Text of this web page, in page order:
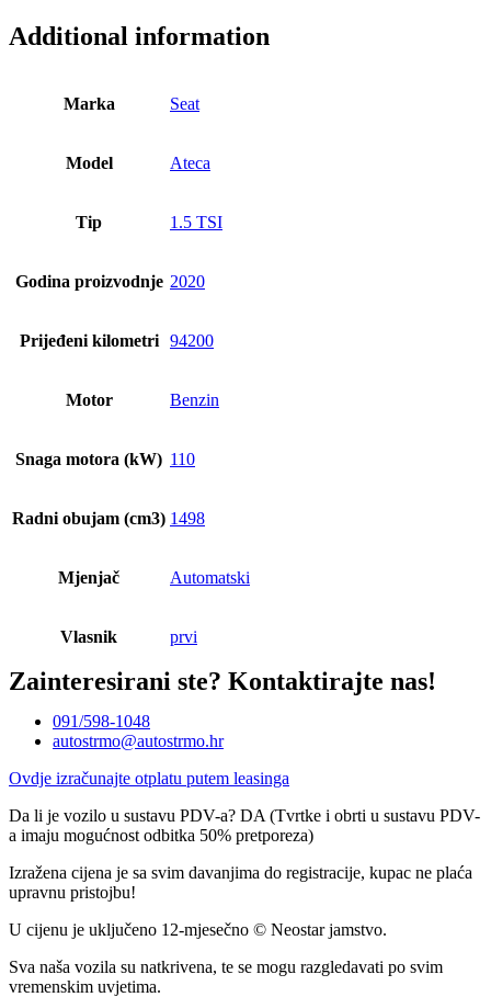
Additional information
Marka Seat
Model Ateca
Tip 1.5 TSI
Godina proizvodnje 2020
Prijeđeni kilometri 94200
Motor Benzin
Snaga motora (kW) 110
Radni obujam (cm3) 1498
Mjenjač Automatski
Vlasnik prvi
Zainteresirani ste? Kontaktirajte nas!
091/598-1048
autostrmo@autostrmo.hr
Ovdje izračunajte otplatu putem leasinga
Da li je vozilo u sustavu PDV-a? DA (Tvrtke i obrti u sustavu PDV-
a imaju mogućnost odbitka 50% pretporeza)
Izražena cijena je sa svim davanjima do registracije, kupac ne plaća
upravnu pristojbu!
U cijenu je uključeno 12-mjesečno © Neostar jamstvo.
Sva naša vozila su natkrivena, te se mogu razgledavati po svim
vremenskim uvjetima.